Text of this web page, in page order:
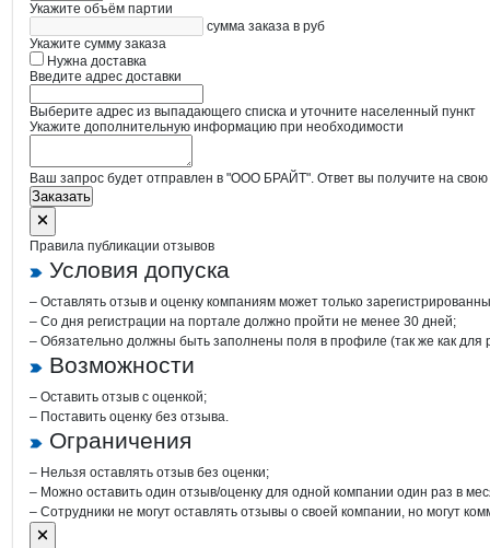
Укажите объём партии
сумма заказа в руб
Укажите сумму заказа
Нужна доставка
Введите адрес доставки
Выберите адрес из выпадающего списка и уточните населенный пункт
Укажите дополнительную информацию при необходимости
Ваш запрос будет отправлен в "ООО БРАЙТ". Ответ вы получите на
Заказать
Правила публикации отзывов
Условия допуска
– Оставлять отзыв и оценку компаниям может только
– Со дня регистрации на портале должно пройти не менее 30 дней;
– Обязательно должны быть заполнены поля в профиле (так же как
Возможности
– Оставить отзыв с оценкой;
– Поставить оценку без отзыва.
Ограничения
– Нельзя оставлять отзыв без оценки;
– Можно оставить один отзыв/оценку для одной компании один раз в
– Сотрудники не могут оставлять отзывы о своей компании, но могут